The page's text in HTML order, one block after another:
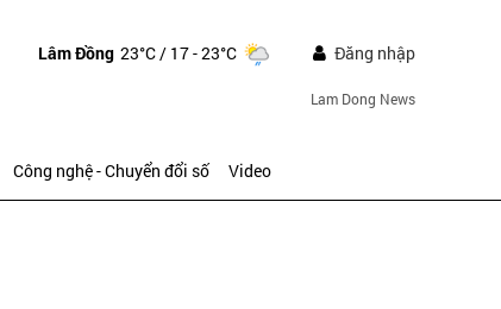
Lâm Đồng 23°C/ 17 - 23°C Đăng nhập
Lam Dong News
Công nghệ - Chuyển đổi số Video